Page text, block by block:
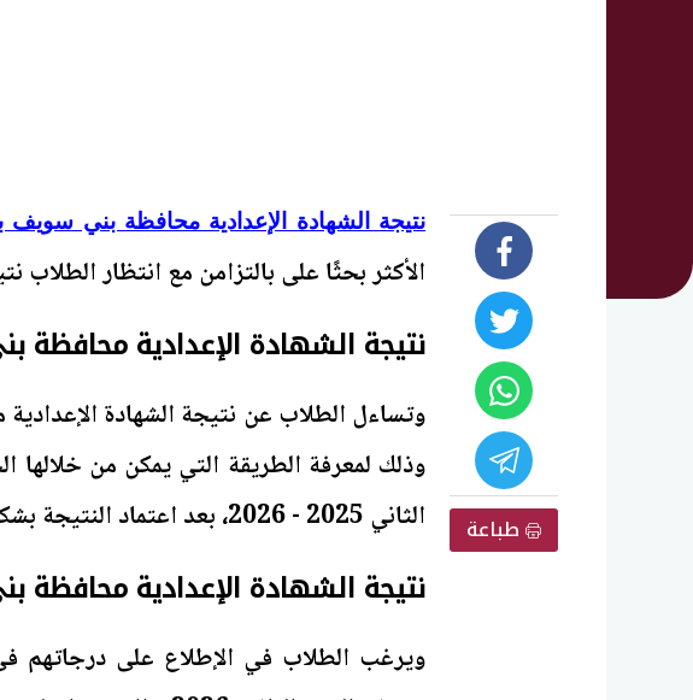
طباعة
نتيجة الشهادة الإعدادية محافظة بني سويف
الأكثر بحثًا على بالتزامن مع انتظار الطلاب نتيجة
نتيجة الشهادة الإعدادية محافظة
وذلك لمعرفة الطريقة التي يمكن من
الثاني 2025 - 2026، بعد اعتماد النتيجة بشكل رسمي.
نتيجة الشهادة الإعدادية محافظة بني
ويرغب الطلاب في الإطلاع على درجاتهم